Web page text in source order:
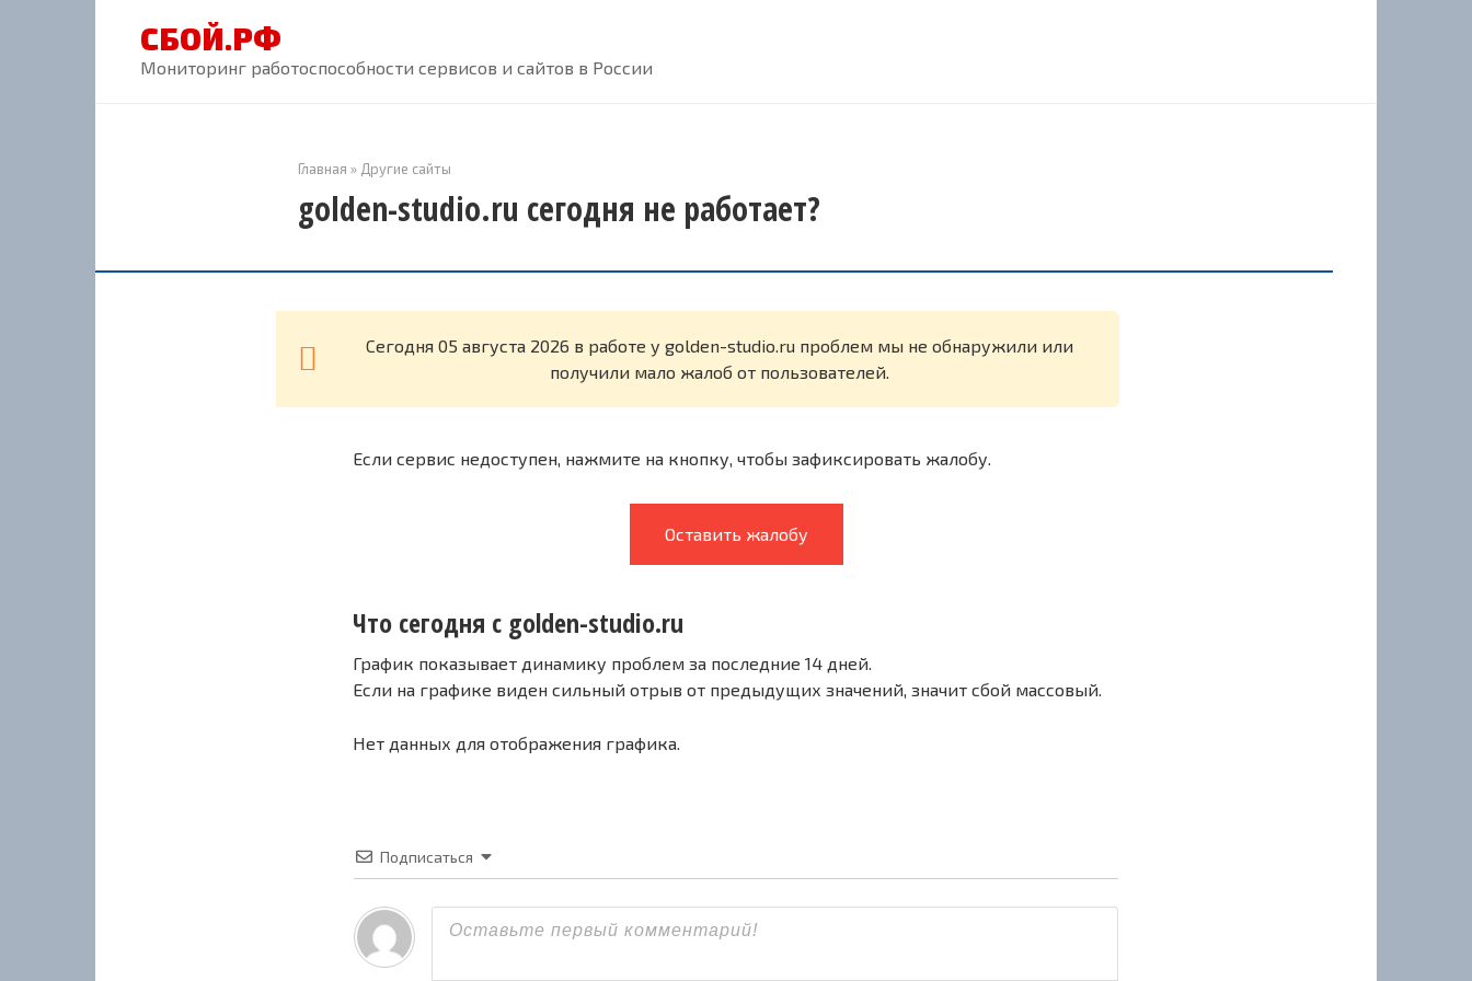
СБОЙ.РФ
Мониторинг работоспособности сервисов и сайтов в России
Главная » Другие сайты
golden-studio.ru сегодня не работает?
Cегодня 05 августа 2026 в работе у golden-studio.ru проблем мы не обнаружили или
получили мало жалоб от пользователей.
Если сервис недоступен, нажмите на кнопку, чтобы зафиксировать жалобу.
Оставить жалобу
Что сегодня с golden-studio.ru
График показывает динамику проблем за последние 14 дней.
Если на графике виден сильный отрыв от предыдущих значений, значит сбой массовый.
Нет данных для отображения графика.
Подписаться